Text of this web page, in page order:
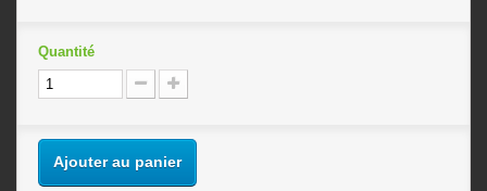
Quantité
Ajouter au panier